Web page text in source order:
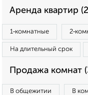
Аренда квартир
1‑комнатные
На длительный срок
Продажа комнат
В общежитии В